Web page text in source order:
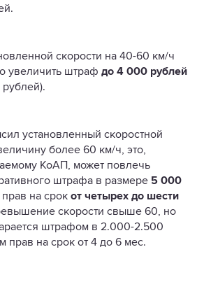
скорости на 40-60 км/ч
увеличить штраф до 4 000 рублей
рублей).
установленный скоростной
более 60 км/ч, это,
КоАП, может повлечь
штрафа в размере 5 000
на срок от четырех до шести
скорости свыше 60, но
штрафом в 2.000-2.500
прав на срок от 4 до 6 мес.